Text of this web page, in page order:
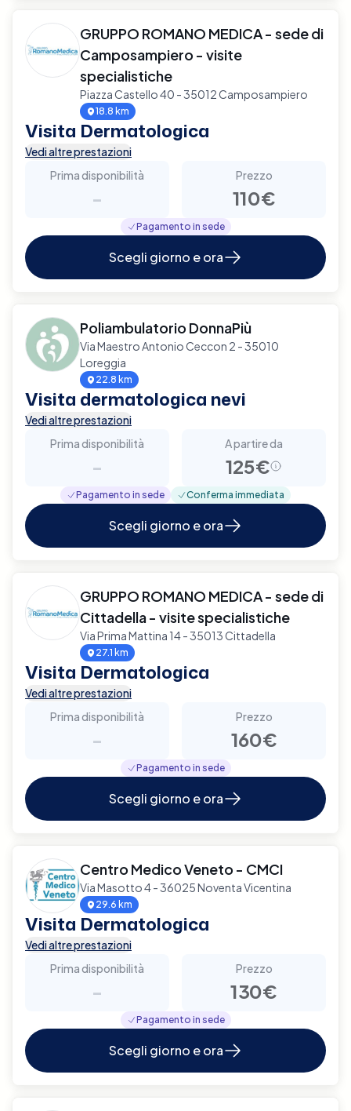
GRUPPO ROMANO MEDICA - sede di
Camposampiero - visite
specialistiche
Piazza Castello 40 - 35012 Camposampiero
18.8 km
Visita Dermatologica
Vedi altre prestazioni
Prima disponibilità
-
Prezzo
110€
Pagamento in sede
Scegli giorno e ora
Poliambulatorio DonnaPiù
Via Maestro Antonio Ceccon 2 - 35010
Loreggia
22.8 km
Visita dermatologica nevi
Vedi altre prestazioni
Prima disponibilità
-
A partire da
125€
Pagamento in sede Conferma immediata
Scegli giorno e ora
GRUPPO ROMANO MEDICA - sede di
Cittadella - visite specialistiche
Via Prima Mattina 14 - 35013 Cittadella
27.1 km
Visita Dermatologica
Vedi altre prestazioni
Prima disponibilità
-
Prezzo
160€
Pagamento in sede
Scegli giorno e ora
Centro Medico Veneto - CMCI
Via Masotto 4 - 36025 Noventa Vicentina
29.6 km
Visita Dermatologica
Vedi altre prestazioni
Prima disponibilità
-
Prezzo
130€
Pagamento in sede
Scegli giorno e ora